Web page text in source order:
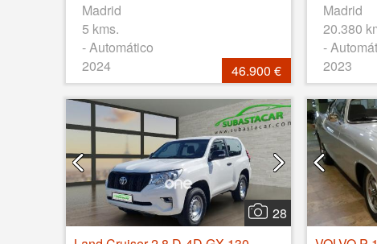
Madrid
5 kms.
- Automático
2024
46.900 €
Madrid
20.380
-
2023
28